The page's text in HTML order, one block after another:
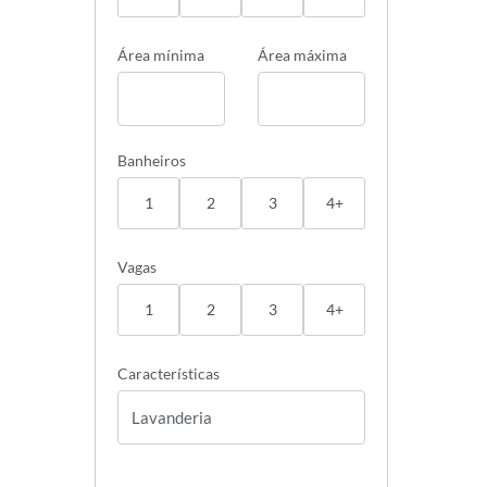
Área mínima Área máxima
Banheiros
1 2 3 4+
Vagas
1 2 3 4+
Características